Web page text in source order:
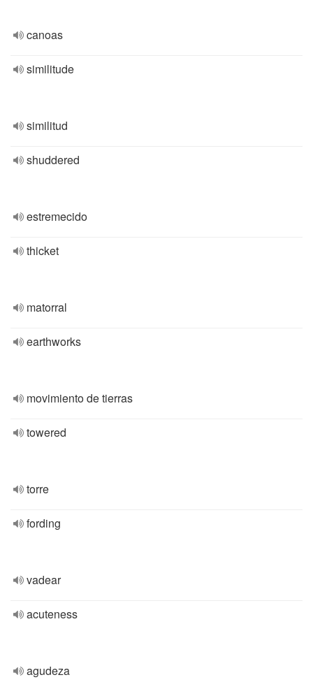
canoas
similitude
similitud
shuddered
estremecido
thicket
matorral
earthworks
movimiento de tierras
towered
torre
fording
vadear
acuteness
agudeza